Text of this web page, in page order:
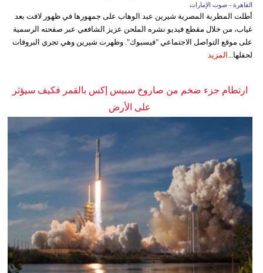
القاهرة - صوت الإمارات
أطلت المطربة المصرية شيرين عبد الوهاب على جمهورها في ظهور لافت بعد
غياب، من خلال مقطع فيديو نشره الملحن عزيز الشافعي عبر صفحته الرسمية
على موقع التواصل الاجتماعي "فيسبوك". وظهرت شيرين وهي تجري البروفات
لحفلها... المزيد
ارتطام جزء ضخم من صاروخ سبيس إكس بالقمر فكيف سيؤثر
على الأرض